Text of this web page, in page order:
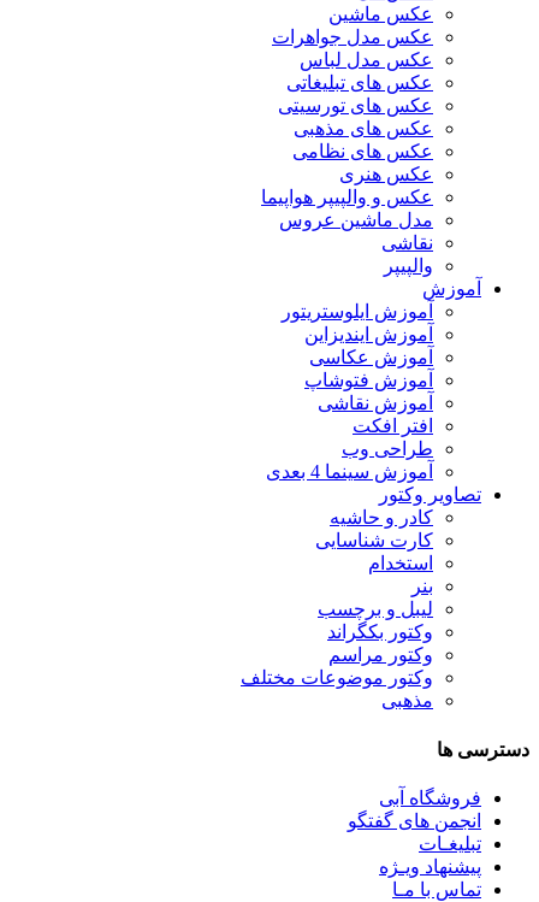
عکس ماشین
عکس مدل جواهرات
عکس مدل لباس
عکس های تبلیغاتی
عکس های تورسیتی
عکس های مذهبی
عکس های نظامی
عکس هنری
عکس و والپیپر هواپیما
مدل ماشین عروس
نقاشی
والپیپر
آموزش
آموزش ایلوستریتور
آموزش ایندیزاین
آموزش عکاسی
آموزش فتوشاپ
آموزش نقاشی
افتر افکت
طراحی وب
آموزش سینما 4 بعدی
تصاویر وکتور
کادر و حاشیه
کارت شناسایی
استخدام
بنر
لیبل و برچسب
وکتور بکگراند
وکتور مراسم
وکتور موضوعات مختلف
مذهبی
دسترسی ها
فروشگاه آبی
انجمن های گفتگو
تبلیغـات
پیشنهاد ویـژه
تماس با مـا